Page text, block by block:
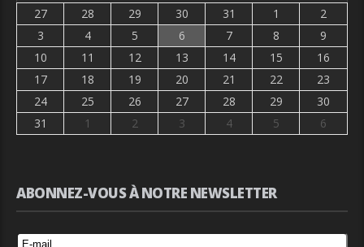
27
28 29 30 31 1
2
3
4 5 6 7 8
9
10
11 12 13 14 15
16
17
18 19 20 21 22
23
24
25 26 27 28 29
30
31
1 2 3 4 5 6
ABONNEZ-VOUS À NOTRE NEWSLETTER